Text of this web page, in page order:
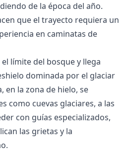
de la época del año.
que el trayecto requiera un
en caminatas de
límite del bosque y llega
dominada por el glaciar
en la zona de hielo, se
como cuevas glaciares, a las
con guías especializados,
las grietas y la